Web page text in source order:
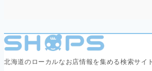
北海道のローカルなお店情報を集める検索サイト